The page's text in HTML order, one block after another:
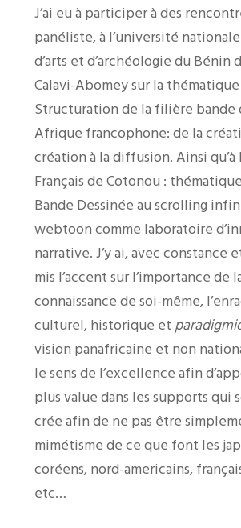
J’ai eu à participer à des
panéliste, à l’université
d’arts et d’archéologie du Bénin
Calavi-Abomey sur la
Structuration de la filière bande
Afrique francophone: de la
création à la diffusion. Ainsi
Français de Cotonou :
Bande Dessinée au scrolling
webtoon comme laboratoire
narrative. J’y ai, avec constance
mis l’accent sur l’importance de
connaissance de soi-même,
culturel, historique et
vision panafricaine et non
le sens de l’excellence afin
plus value dans les supports qui
crée afin de ne pas être
mimétisme de ce que font les
coréens, nord-americains,
etc…